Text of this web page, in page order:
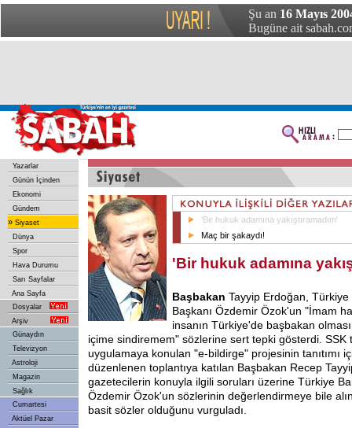
Şu an 16 Mayıs
Bugüne ait
Yazarlar
Günün İçinden
Ekonomi
Gündem
» Siyaset
Dünya
Spor
Hava Durumu
Sarı Sayfalar
Ana Sayfa
Dosyalar
Arşiv
Günaydın
Televizyon
Astroloji
Magazin
Sağlık
Cumartesi
Aktüel Pazar
'Bir hukuk adamına yakıştıramadım'
Maç bir şakaydı!
'Bir hukuk adamına
Başbakan Tayyip Erdoğan,
Başkanı Özdemir Özok'un "İmam
insanın Türkiye'de başbakan
içime sindiremem" sözlerine sert tepki gösterdi. SSK
uygulamaya konulan "e-bildirge" projesinin tanıtımı
düzenlenen toplantıya katılan Başbakan Recep
gazetecilerin konuyla ilgili soruları üzerine Türkiye
Özdemir Özok'un sözlerinin değerlendirmeye bile
basit sözler olduğunu vurguladı.